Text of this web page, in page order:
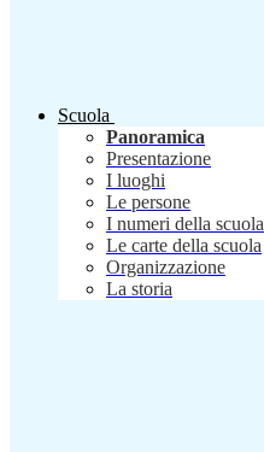
Scuola
Panoramica
Presentazione
I luoghi
Le persone
I numeri della scuola
Le carte della scuola
Organizzazione
La storia